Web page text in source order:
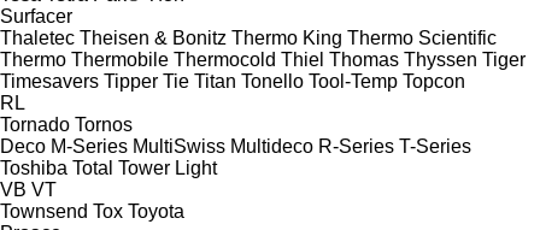
Surfacer
Thaletec Theisen & Bonitz Thermo King Thermo Scientific
Thermo Thermobile Thermocold Thiel Thomas Thyssen Tiger
Timesavers Tipper Tie Titan Tonello Tool-Temp Topcon
RL
Tornado Tornos
Deco M-Series MultiSwiss Multideco R-Series T-Series
Toshiba Total Tower Light
VB VT
Townsend Tox Toyota